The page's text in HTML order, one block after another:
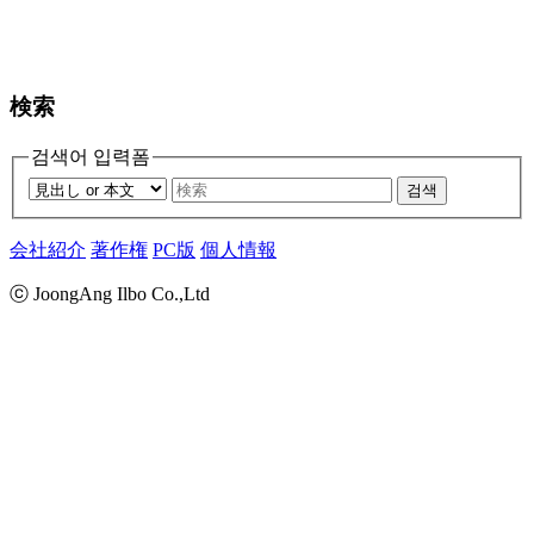
検索
검색어 입력폼
검색
会社紹介 著作権 PC版 個人情報
ⓒ JoongAng Ilbo Co.,Ltd